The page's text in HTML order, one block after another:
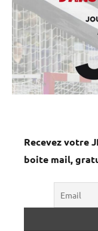
Recevez votre
boite mail,